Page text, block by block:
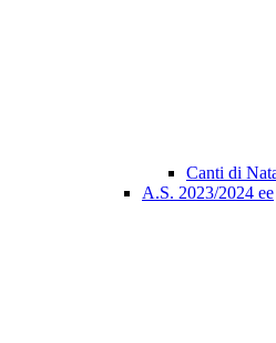
Canti di
A.S. 2023/2024 ee